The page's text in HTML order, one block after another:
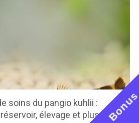
soins du pangio kuhlii :
élevage et plus …